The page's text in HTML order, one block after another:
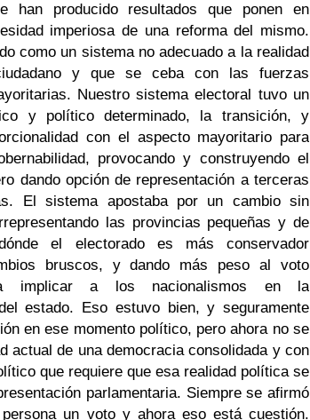
han producido resultados que ponen en
imperiosa de una reforma del mismo.
como un sistema no adecuado a la realidad
y que se ceba con las fuerzas
Nuestro sistema electoral tuvo un
y político determinado, la transición, y
con el aspecto mayoritario para
provocando y construyendo el
dando opción de representación a terceras
El sistema apostaba por un cambio sin
las provincias pequeñas y de
el electorado es más conservador
bruscos, y dando más peso al voto
implicar a los nacionalismos en la
estado. Eso estuvo bien, y seguramente
en ese momento político, pero ahora no se
actual de una democracia consolidada y con
que requiere que esa realidad política se
parlamentaria. Siempre se afirmó
un voto y ahora eso está cuestión.